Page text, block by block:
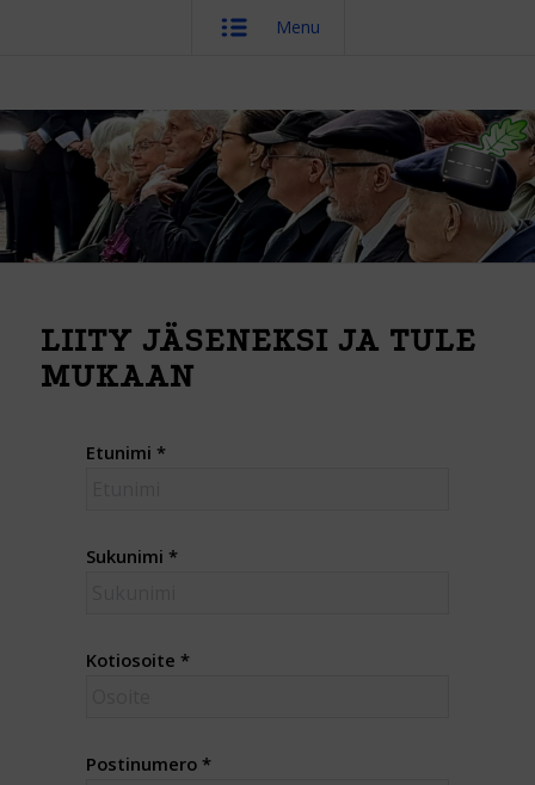
Menu
LIITY JÄSENEKSI JA TULE
MUKAAN
Etunimi *
Sukunimi *
Kotiosoite *
Postinumero*